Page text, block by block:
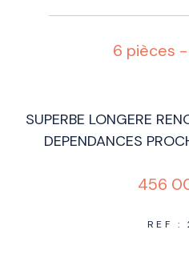
6 pièces
SUPERBE LONGERE
DEPENDANCES
456
REF :